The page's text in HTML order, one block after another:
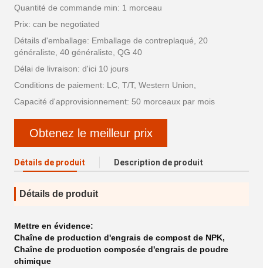
Quantité de commande min: 1 morceau
Prix: can be negotiated
Détails d'emballage: Emballage de contreplaqué, 20
généraliste, 40 généraliste, QG 40
Délai de livraison: d'ici 10 jours
Conditions de paiement: LC, T/T, Western Union,
Capacité d'approvisionnement: 50 morceaux par mois
Obtenez le meilleur prix
Détails de produit Description de produit
Détails de produit
Mettre en évidence:
Chaîne de production d'engrais de compost de NPK,
Chaîne de production composée d'engrais de poudre
chimique